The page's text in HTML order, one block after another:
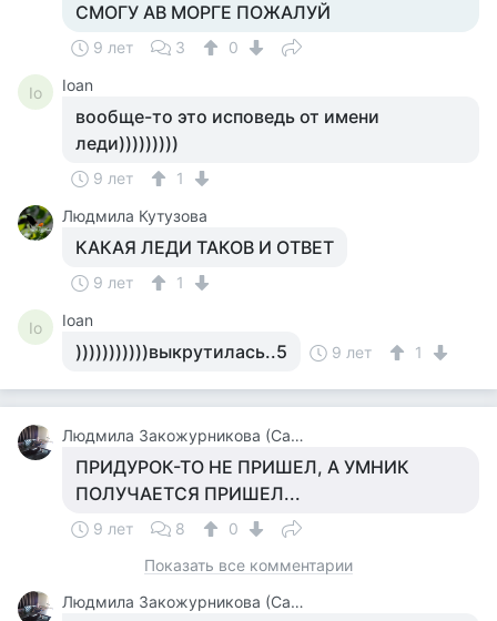
СМОГУ АВ МОРГЕ ПОЖАЛУЙ
9 лет 3 0
Io Ioan
вообще-то это исповедь от имени
леди)))))))))
9 лет
1
Людмила Кутузова
КАКАЯ ЛЕДИ ТАКОВ И ОТВЕТ
9 лет 1
Io Ioan
)))))))))))выкрутилась..5 9 лет 1
Людмила Закожурникова (Савельева)
ПРИДУРОК-ТО НЕ ПРИШЕЛ, А УМНИК
ПОЛУЧАЕТСЯ ПРИШЕЛ...
9 лет 8
0
Показать все комментарии
Людмила Закожурникова (Савельева)